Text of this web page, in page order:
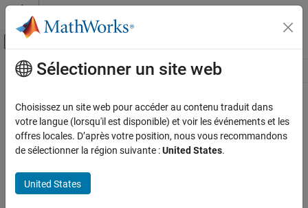
Passer au contenu
Activer/désactiver l'affichage du menu
Ressource
Contenu principal
Sélectionner un site web
Choisissez un site web pour accéder au contenu traduit dans
votre langue (lorsqu'il est disponible) et voir les événements et les
offres locales. D’après votre position, nous vous recommandons
de sélectionner la région suivante :United States.
United States